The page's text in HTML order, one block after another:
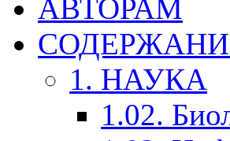
АВТОРАМ
1. НАУКА
1.02.